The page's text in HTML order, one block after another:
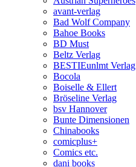
avant-verlag
Bad Wolf Company
Bahoe Books
BD Must
Beltz Verlag
BESTIEunlmt Verlag
Bocola
Boiselle & Ellert
Bröseline Verlag
bsv Hannover
Bunte Dimensionen
Chinabooks
comicplus+
Comics etc.
dani books